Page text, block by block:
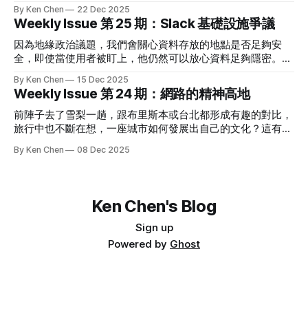
大歡喜。但我覺得 Acquhire 存在太多灰色地帶，應該要納入
監管，不是每家收購發起者跟創辦人都有同樣的素質。 按照
Axios 的說法，輝達付出的 200 億將被視為估值分配給股票持
有人，90% 員工會加入輝達，到期股票會變現，
情境呢？ ✨ 科技觀點 Pluralistic: The Reverse-Centaur’s
Guide to Criticizing AI 看到有人非常認真討論事情，即使是批
評 AI，都會讓我有興趣。 附上一些我的觀點： 1) 成長型公司
聽起來很美好，每個人都會想待在那，但當它變成前提時就是
企業都沒辦法接受不成長的代價。 2) 常常在爭論 AI 是否會取
代工作，看的是 AI 的兩個面向，賦能與自動化，哪個會更符
合當前情境。贊同賦能的人會認為 AI 帶來生產力的解放，並
創造價值，可是實際上呢？ 3) 很多人提過 AI 的解壓縮 / 壓縮
By Ken Chen 22 Dec 2025
Weekly Issue 第 25 期：Slack 基礎設施爭議
因為地緣政治議題，我們會關心資料存放的地點是否足夠安
全，即使當使用者被盯上，他仍然可以放心資料足夠隱密。這
會引起爭議的原因。 Slack 已經出面澄清並無此事，這也讓我
們反思，當軟體業面臨這類公關危機時，應該要揭露到什麼程
度。 🗞️ 熱門新聞 Slack 在臺服務將移轉至中國？
Salesforce：臺灣用戶使用全球基礎設施，與阿里巴巴無關 前
刻引起一陣討論，有 Salesforce 的人出來澄清，說沒有這回
平台。我們以前有次遇到類似情況，也討論到是否揭露使用平
台。當時我持反對意見，認為只需要揭露「使用全球基礎設
施」已經夠了，頂多說非中國廠商的服務就好，不需要也不應
By Ken Chen 15 Dec 2025
Weekly Issue 第 24 期：網路的精神高地
前陣子去了雪梨一趟，跟布里斯本或台北都形成有趣的對比，
旅行中也不斷在想，一座城市如何發展出自己的文化？這有點
知乎的一篇文章，理想主義的光輝是最吸引人的，我常在想，
對的，每個 LLM 提問相當於 5.1s 的 Netflix 影片耗能。 計算
的需求讓輝達跟台積電挖到金礦，那電力需求又會讓誰挖到金
By Ken Chen 08 Dec 2025
Ken Chen's Blog
Sign up
Powered by Ghost